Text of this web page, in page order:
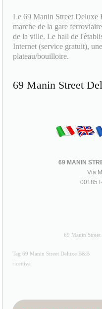
Le 69 Manin Street Deluxe
marche de la gare
de la ville. Le hall de
Internet (service gratuit),
plateau/bouilloire.
69 Manin Street
69 MANIN
Via
00185
69 Manin
Tag 69 Manin Street Deluxe B&B
ricettiva